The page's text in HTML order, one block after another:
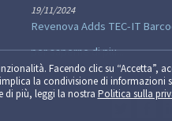
Facendo clic su “Accetta”,
la condivisione di
di più, leggi la nostra Politica sulla
19/11/2024
Revenova Adds TEC-IT
per saperne di piu...